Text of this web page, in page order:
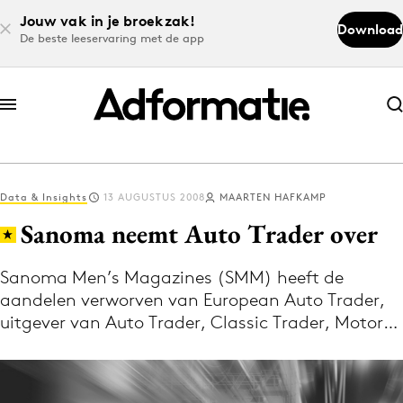
Jouw vak in je broekzak!
De beste leeservaring met de app
Download
Abonneer nu
Abonneer nu
Log in
Download de app
Volg het laatste nieuws via de Adformatie
Nieuws app
Data & Insights 13 AUGUSTUS 2008 MAARTEN HAFKAMP
Sanoma neemt Auto Trader over
Sanoma Men’s Magazines (SMM) heeft de
aandelen verworven van European Auto Trader,
uitgever van Auto Trader, Classic Trader, Motor…